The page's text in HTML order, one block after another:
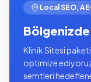
Local SEO,
Klinik Sitesi
optimize
semtleri